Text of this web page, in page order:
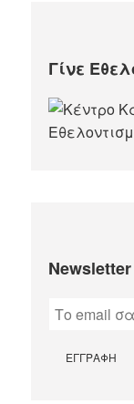
Γίνε
Newsletter